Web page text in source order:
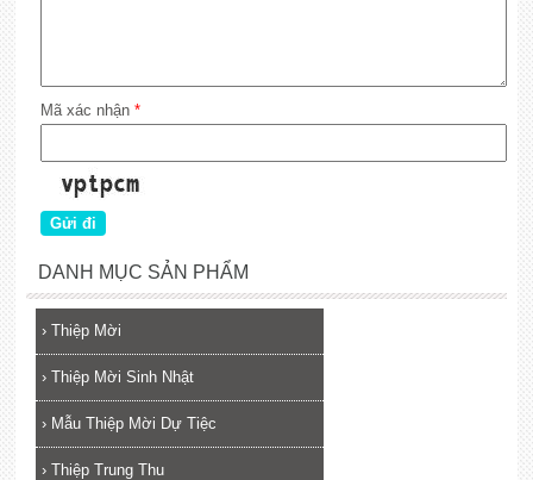
Mã xác nhận *
DANH MỤC SẢN PHẨM
› Thiệp Mời
› Thiệp Mời Sinh Nhật
› Mẫu Thiệp Mời Dự Tiệc
› Thiệp Trung Thu